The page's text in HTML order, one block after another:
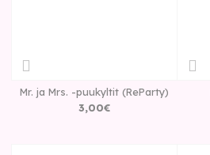
Mr. ja Mrs. -puukyltit (ReParty)
3,00€